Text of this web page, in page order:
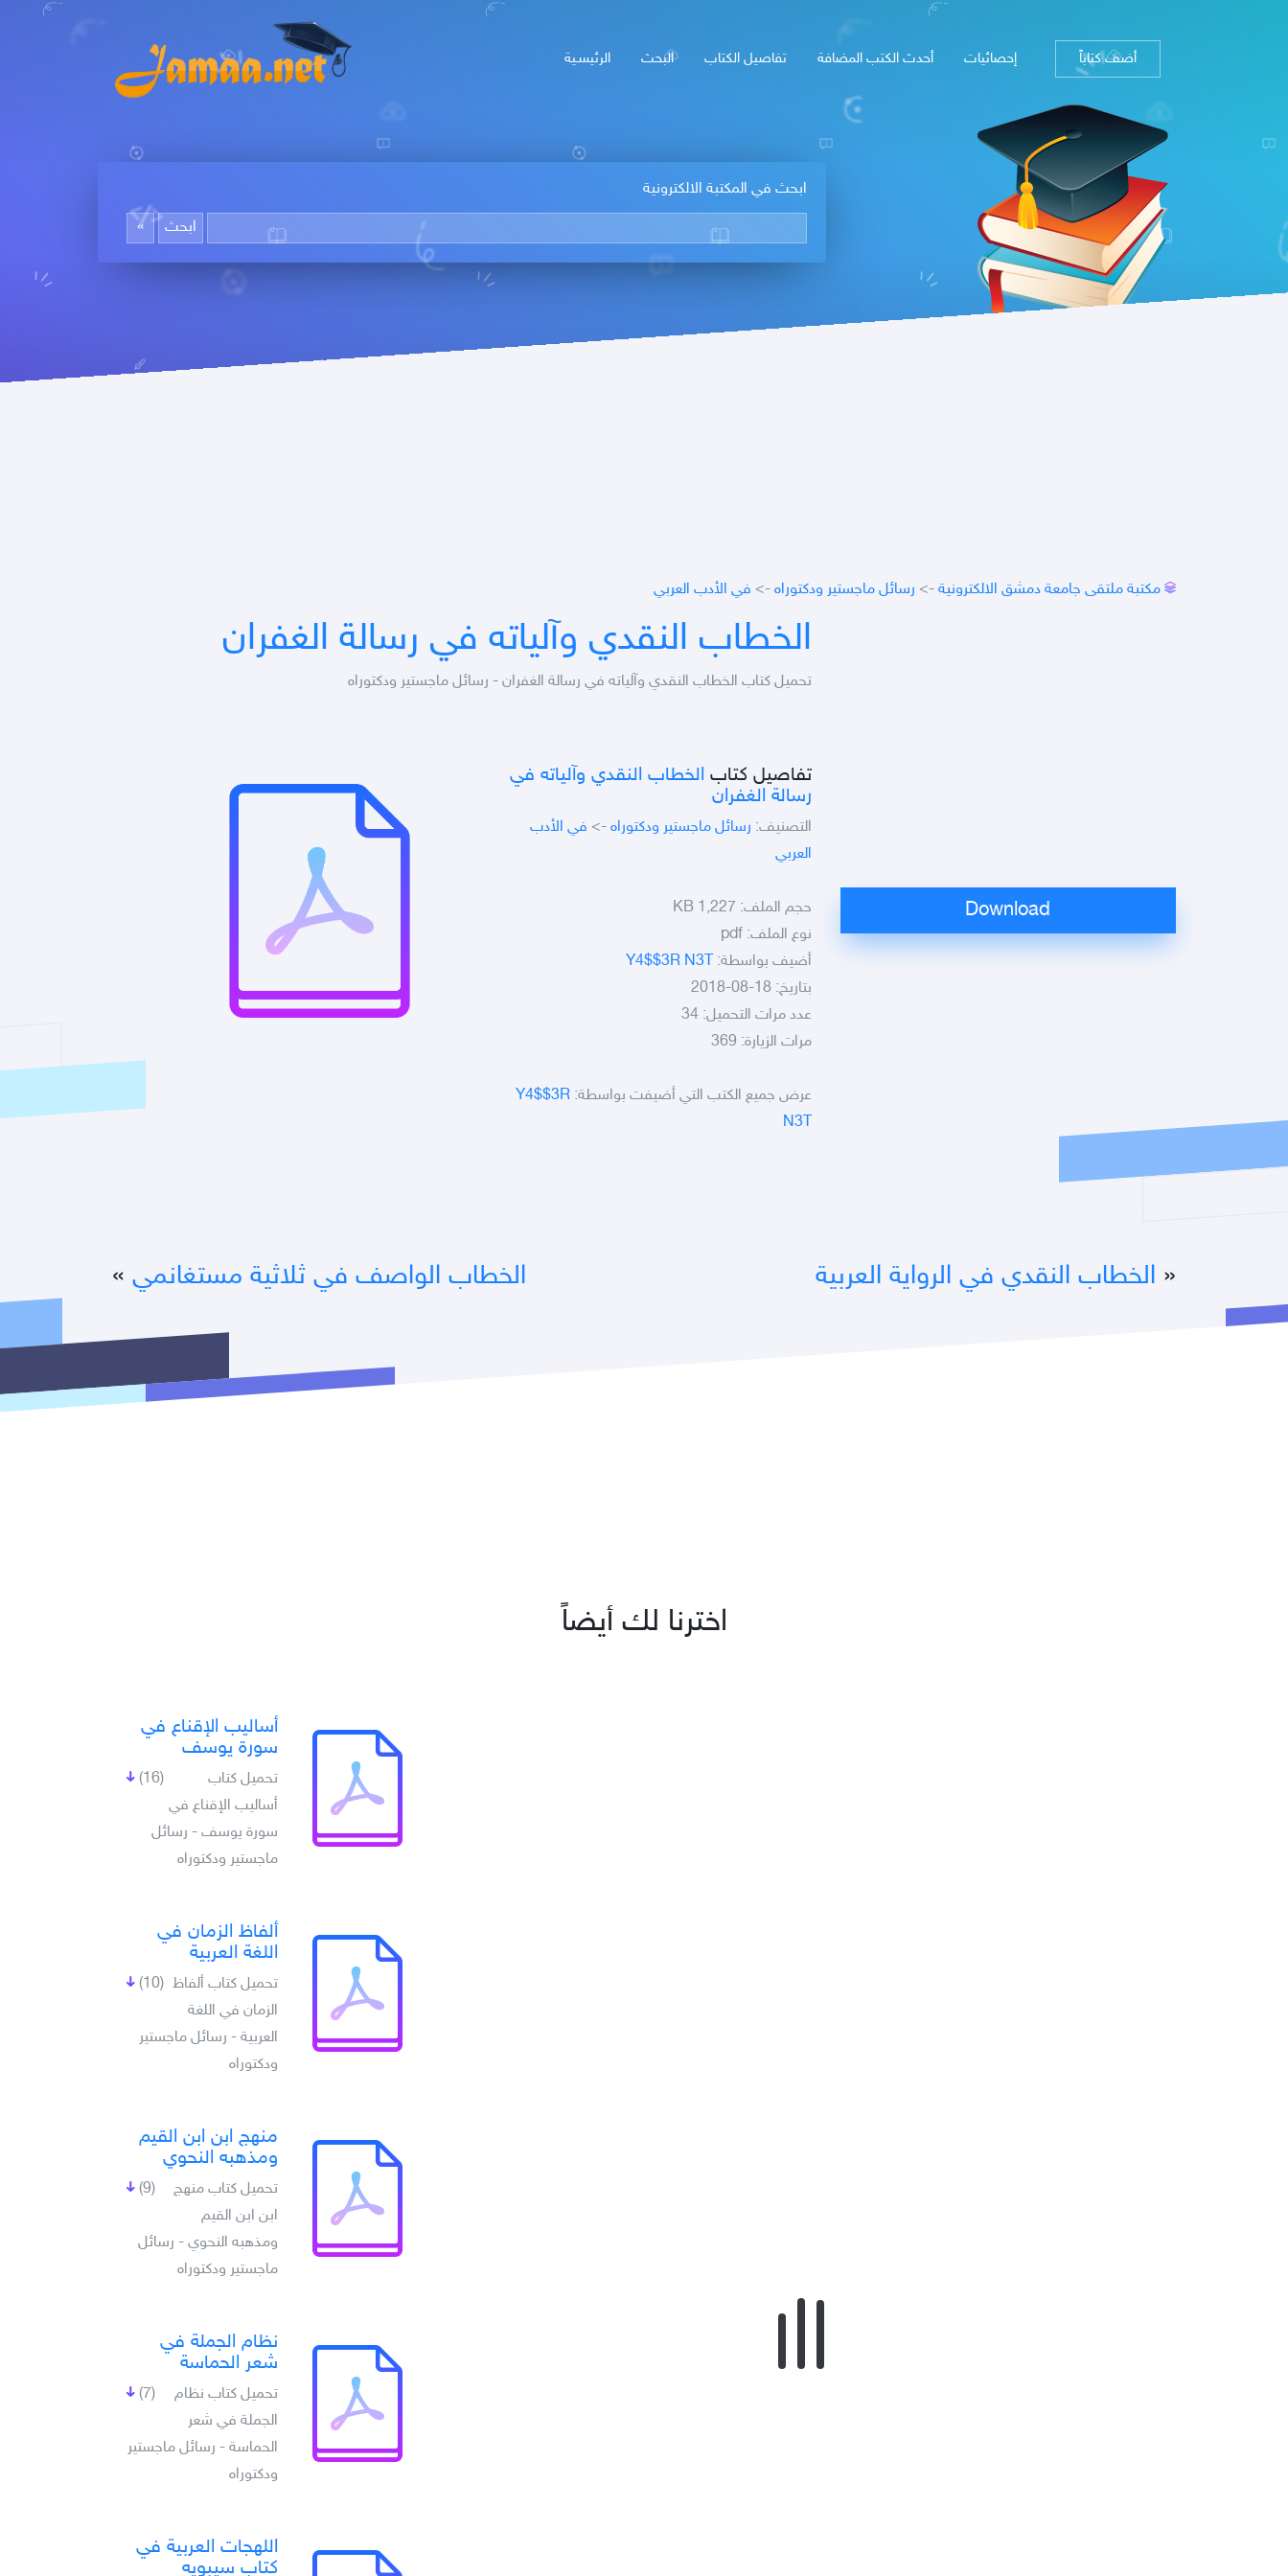
الرئيسـية البحث تفاصيل الكتاب أحدث الكتب المضافة إحصائيات أضف كتاباً
ابحث في المكتبة الالكترونية
مكتبة ملتقى جامعة دمشق الالكترونية -> رسائل ماجستير ودكتوراه -> في الأدب العربي
الخطاب النقدي وآلياته في رسالة الغفران
تحميل كتاب الخطاب النقدي وآلياته في رسالة الغفران - رسائل ماجستير ودكتوراه
تفاصيل كتاب الخطاب النقدي وآلياته في
رسالة الغفران
التصنيف: رسائل ماجستير ودكتوراه -> في الأدب
العربي
حجم الملف: 1,227 KB
نوع الملف: pdf
أضيف بواسطة: Y4$$3R N3T
بتاريخ: 18-08-2018
عدد مرات التحميل: 34
مرات الزيارة: 369
عرض جميع الكتب التي أضيفت بواسطة: Y4$$3R
N3T
« الخطاب النقدي في الرواية العربية الخطاب الواصف في ثلاثية مستغانمي »
اخترنا لك أيضاً
أساليب الإقناع في
سورة يوسف
(16)
تحميل كتاب
أساليب الإقناع في
سورة يوسف - رسائل
ماجستير ودكتوراه
ألفاظ الزمان في
اللغة العربية
(10) تحميل كتاب ألفاظ
الزمان في اللغة
العربية - رسائل ماجستير
ودكتوراه
منهج ابن ابن القيم
ومذهبه النحوي
(9)
تحميل كتاب منهج
ابن ابن القيم
ومذهبه النحوي - رسائل
ماجستير ودكتوراه
نظام الجملة في
شعر الحماسة
(7)
تحميل كتاب نظام
الجملة في شعر
الحماسة - رسائل ماجستير
ودكتوراه
اللهجات العربية في
كتاب سيبويه